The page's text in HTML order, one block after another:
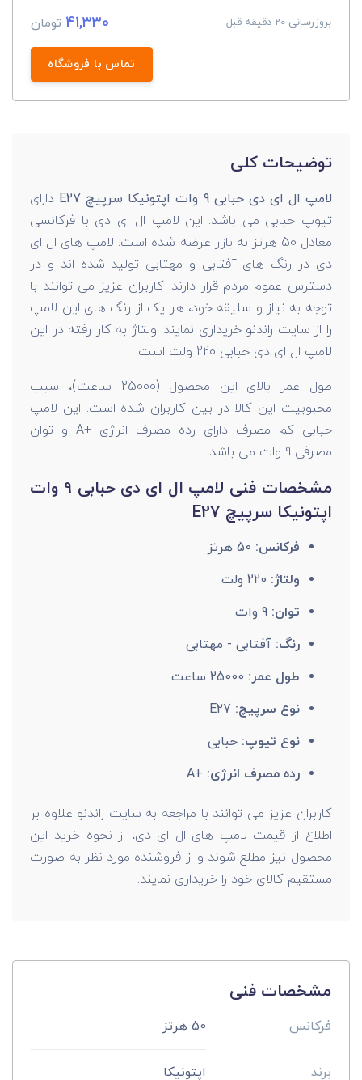
بروزرسانی 20 دقیقه قبل 41,330 تومان
تماس با فروشگاه
توضیحات کلی
لامپ ال ای دی حبابی 9 وات اپتونیکا سرپیچ E27
دارای
تیوپ حبابی می باشد. این لامپ ال ای دی با فرکانسی
معادل 50 هرتز به بازار عرضه شده است. لامپ های ال ای
دی در رنگ های آفتابی و مهتابی تولید شده اند و در
دسترس عموم مردم قرار دارند. کاربران عزیز می توانند با
توجه به نیاز و سلیقه خود، هر یک از رنگ های این لامپ
را از سایت راندنو خریداری نمایند. ولتاژ به کار رفته در این
لامپ ال ای دی حبابی 220 ولت است.
طول عمر بالای این محصول (25000 ساعت)، سبب
محبوبیت این کالا در بین کاربران شده است. این لامپ
حبابی کم مصرف دارای رده مصرف انرژی +A و توان
مصرفی 9 وات می باشد.
مشخصات فنی لامپ ال ای دی حبابی 9 وات
اپتونیکا سرپیچ E27
فرکانس: 50 هرتز
ولتاژ: 220 ولت
توان: 9 وات
رنگ:آفتابی - مهتابی
طول عمر: 25000 ساعت
نوع سرپیچ: E27
نوع تیوپ:حبابی
رده مصرف انرژی: +A
کاربران عزیز می توانند با مراجعه به سایت راندنو علاوه بر
اطلاع از قیمت لامپ های ال ای دی، از نحوه خرید این
محصول نیز مطلع شوند و از فروشنده مورد نظر به صورت
مستقیم کالای خود را خریداری نمایند.
مشخصات فنی
فرکانس 50 هرتز
برند اپتونیکا